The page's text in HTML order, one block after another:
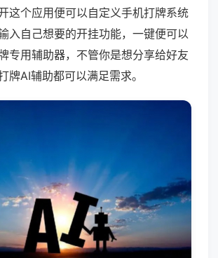
这个应用便可以自定义手机打牌系统
入自己想要的开挂功能，一键便可以
专用辅助器，不管你是想分享给好友
牌AI辅助都可以满足需求。